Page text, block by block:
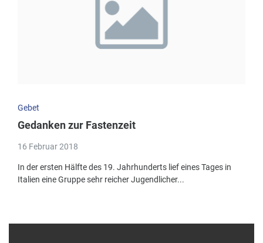
Gebet
Gedanken zur Fastenzeit
16 Februar 2018
In der ersten Hälfte des 19. Jahrhunderts lief eines Tages in
Italien eine Gruppe sehr reicher Jugendlicher...